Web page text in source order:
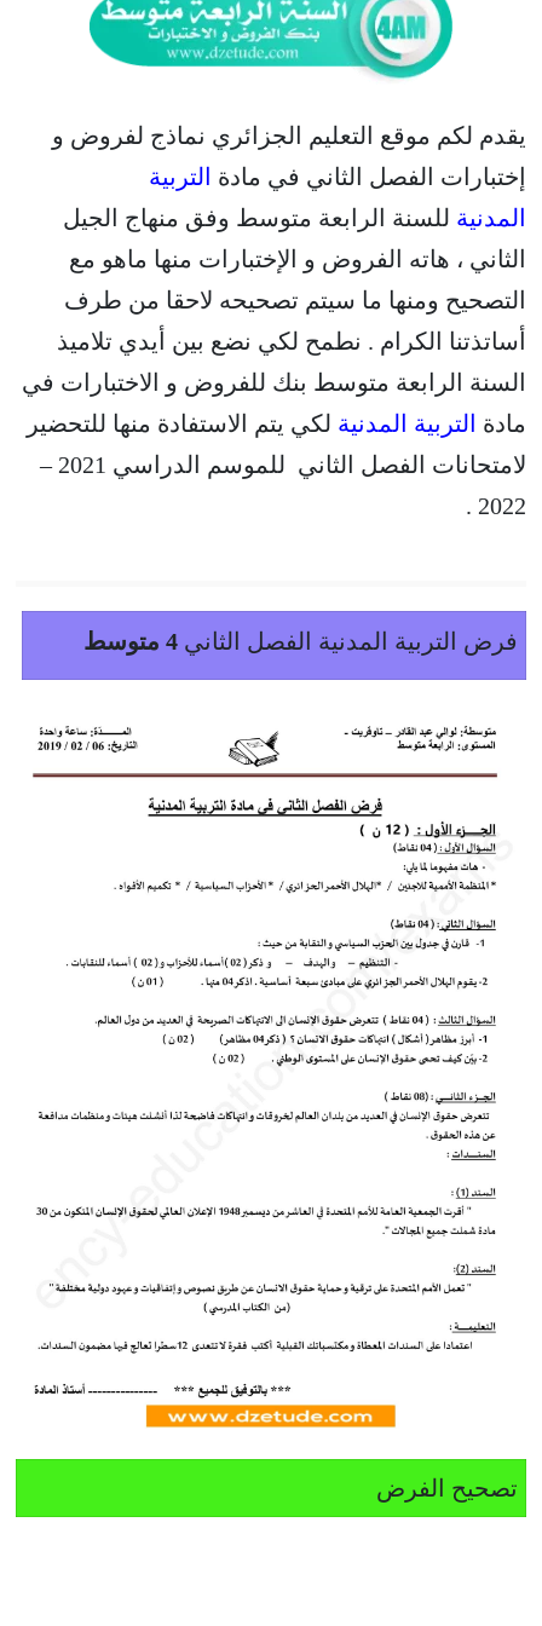
يقدم لكم موقع التعليم الجزائري نماذج لفروض و
إختبارات الفصل الثاني في مادة التربية
المدنية للسنة الرابعة متوسط وفق منهاج الجيل
الثاني ، هاته الفروض و الإختبارات منها ماهو مع
التصحيح ومنها ما سيتم تصحيحه لاحقا من طرف
أساتذتنا الكرام . نطمح لكي نضع بين أيدي تلاميذ
السنة الرابعة متوسط بنك للفروض و الاختبارات في
مادة التربية المدنية لكي يتم الاستفادة منها للتحضير
لامتحانات الفصل الثاني للموسم الدراسي 2021 –
2022 .
فرض التربية المدنية الفصل الثاني 4 متوسط
تصحيح الفرض